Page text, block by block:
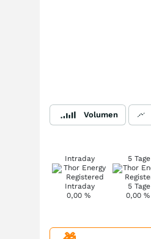
Volumen
Intraday
0,00%
5 Tage
0,00 %